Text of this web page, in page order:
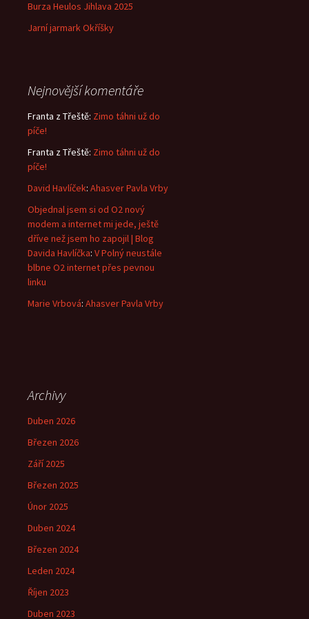
Burza Heulos Jihlava 2025
Jarní jarmark Okříšky
Nejnovější komentáře
Franta z Třeště: Zimo táhni už do
píče!
Franta z Třeště: Zimo táhni už do
píče!
David Havlíček: Ahasver Pavla Vrby
Objednal jsem si od O2 nový
modem a internet mi jede, ještě
dříve než jsem ho zapojil | Blog
Davida Havlíčka: V Polný neustále
blbne O2 internet přes pevnou
linku
Marie Vrbová: Ahasver Pavla Vrby
Archivy
Duben 2026
Březen 2026
Září 2025
Březen 2025
Únor 2025
Duben 2024
Březen 2024
Leden 2024
Říjen 2023
Duben 2023